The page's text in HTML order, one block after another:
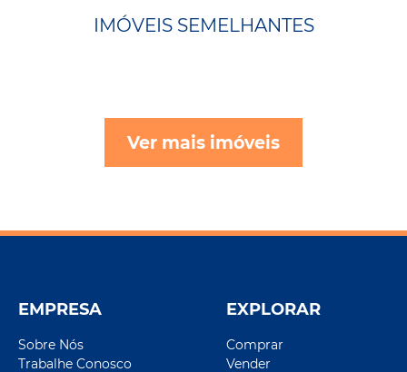
IMÓVEIS SEMELHANTES
Ver mais imóveis
EMPRESA
Sobre Nós
Trabalhe Conosco
EXPLORAR
Comprar
Vender